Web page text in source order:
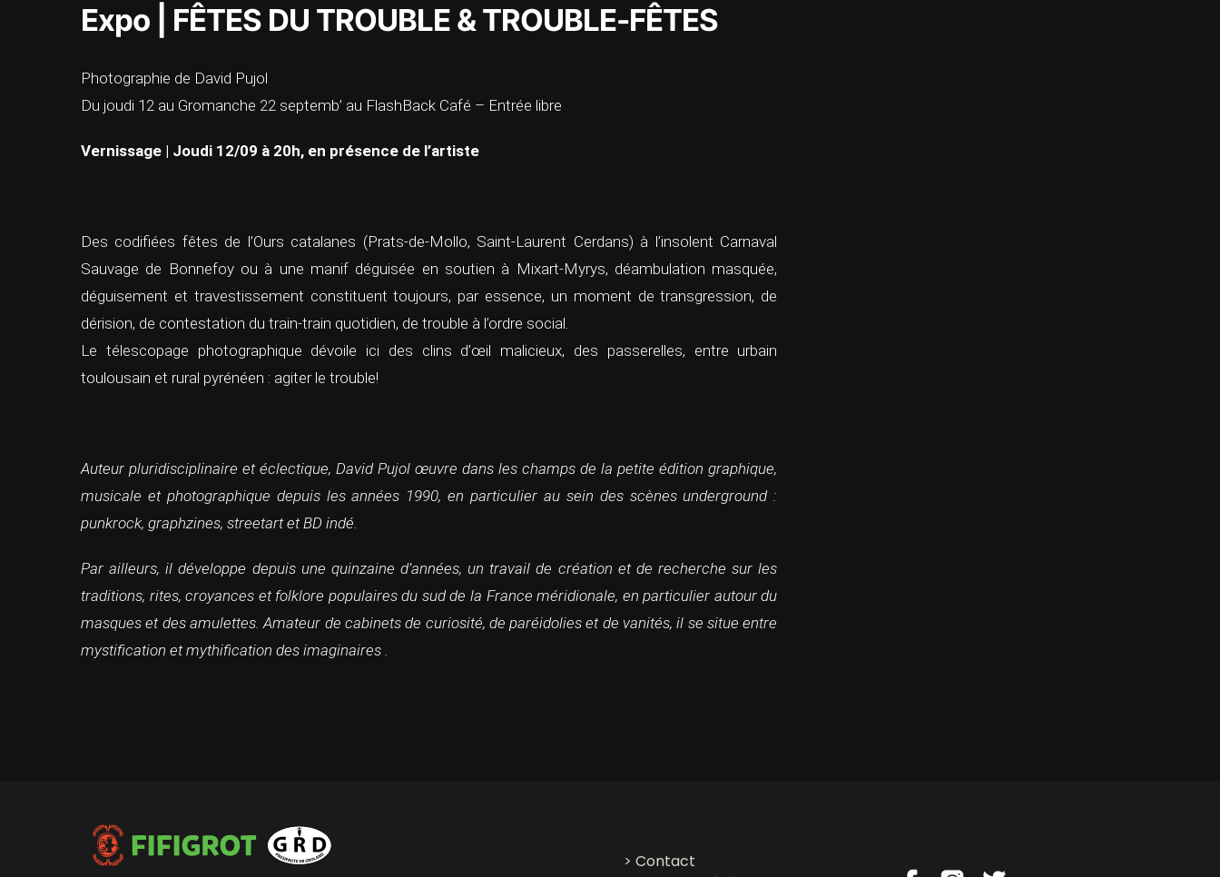
Expo | FÊTES DU TROUBLE & TROUBLE-FÊTES
Photographie de David Pujol
Du joudi 12 au Gromanche 22 septemb’ au FlashBack Café – Entrée libre
Vernissage | Joudi 12/09 à 20h, en présence de l’artiste
Des codifiées fêtes de l’Ours catalanes (Prats-de-Mollo, Saint-Laurent Cerdans) à l’insolent Carnaval
Sauvage de Bonnefoy ou à une manif déguisée en soutien à Mixart-Myrys, déambulation masquée,
déguisement et travestissement constituent toujours, par essence, un moment de transgression, de
dérision, de contestation du train-train quotidien, de trouble à l’ordre social.
Le télescopage photographique dévoile ici des clins d’œil malicieux, des passerelles, entre urbain
toulousain et rural pyrénéen : agiter le trouble!
Auteur pluridisciplinaire et éclectique, David Pujol œuvre dans les champs de la petite édition graphique,
musicale et photographique depuis les années 1990, en particulier au sein des scènes underground :
punkrock, graphzines, streetart et BD indé.
Par ailleurs, il développe depuis une quinzaine d’années, un travail de création et de recherche sur les
traditions, rites, croyances et folklore populaires du sud de la France méridionale, en particulier autour du
masques et des amulettes. Amateur de cabinets de curiosité, de paréidolies et de vanités, il se situe entre
mystification et mythification des imaginaires .
> Contact